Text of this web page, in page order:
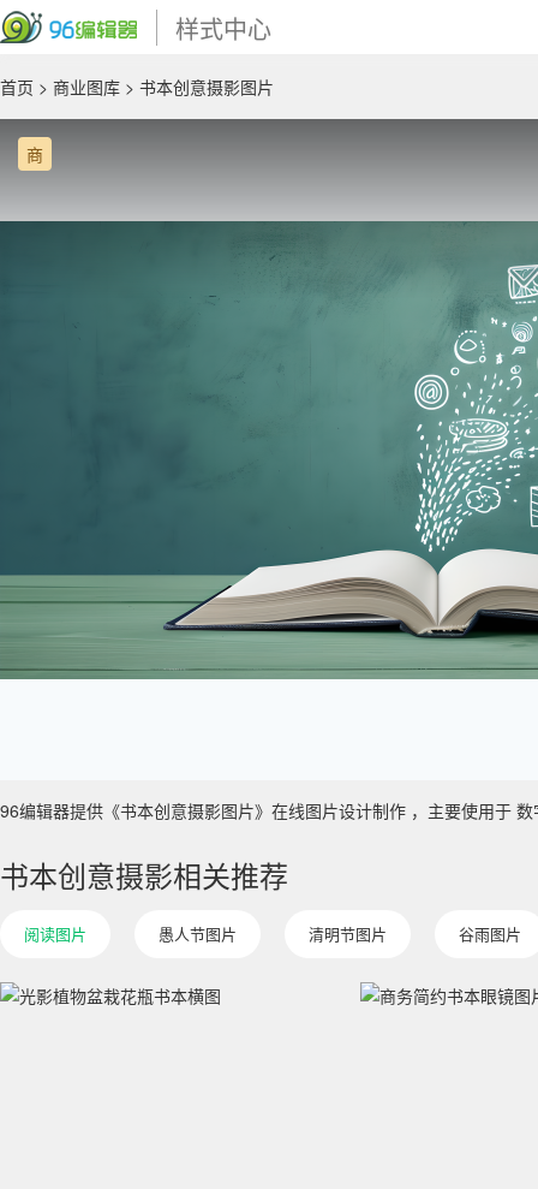
样式中心
首页 > 商业图库 > 书本创意摄影图片
商
96编辑器提供《书本创意摄影图片》在线图片设计制作 ，主要使用于
书本创意摄影相关推荐
阅读图片 愚人节图片 清明节图片 谷雨图片